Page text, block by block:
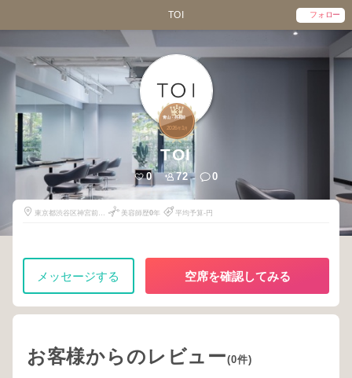
TOI フォロー
3
青山・外苑前
2026年 1 月
TOI
0 72 0
東京都渋谷区神宮前4-
美容師歴0年 平均予算-円
メッセージする 空席を確認してみる
お客様からのレビュー(0件)